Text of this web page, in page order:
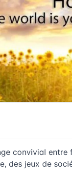
convivial entre
des jeux de